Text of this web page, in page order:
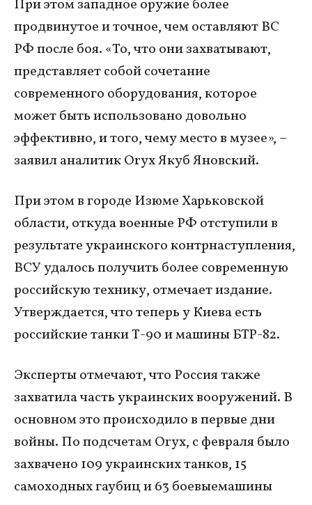
При этом западное оружие более
продвинутое и точное, чем оставляют ВС
РФ после боя. «То, что они захватывают,
представляет собой сочетание
современного оборудования, которое
может быть использовано довольно
эффективно, и того, чему место в музее», –
заявил аналитик Oryx Якуб Яновский.
При этом в городе Изюме Харьковской
области, откуда военные РФ отступили в
результате украинского контрнаступления,
ВСУ удалось получить более современную
российскую технику, отмечает издание.
Утверждается, что теперь у Киева есть
российские танки Т-90 и машины БТР-82.
Эксперты отмечают, что Россия также
захватила часть украинских вооружений. В
основном это происходило в первые дни
войны. По подсчетам Oryx, c февраля было
захвачено 109 украинских танков, 15
самоходных гаубиц и 63 боевыемашины